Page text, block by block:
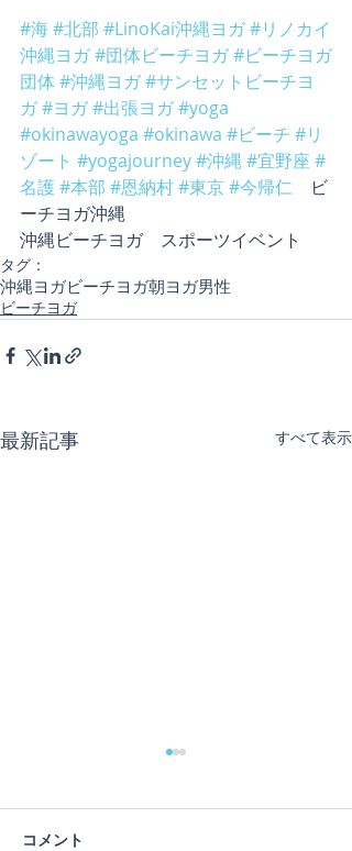
#海#北部 #LinoKai沖縄ヨガ#リノカイ
沖縄ヨガ#団体ビーチヨガ#ビーチヨガ
団体#沖縄ヨガ#サンセットビーチヨ
ガ#ヨガ#出張ヨガ#yoga
#okinawayoga #okinawa #ビーチ #リ
ゾート #yogajourney#沖縄 #宜野座 #
名護#本部 #恩納村#東京#今帰仁 ビ
ーチヨガ沖縄
沖縄ビーチヨガ　スポーツイベント
タグ：
沖縄ヨガビーチヨガ朝ヨガ男性
ビーチヨガ
最新記事 すべて表示
蓮の花
コメント